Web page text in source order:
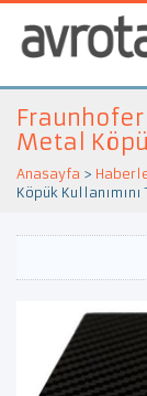
Fraunhofer
Metal
Anasayfa >
Köpük